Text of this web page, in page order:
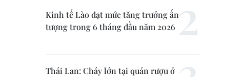
Kinh tế Lào đạt mức tăng trưởng ấn
tượng trong 6 tháng đầu năm 2026
Thái Lan: Cháy lớn tại quán rượu ở